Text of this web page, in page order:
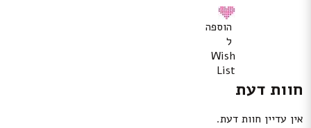
הוספה
ל
Wish
List
חוות דעת
אין עדיין חוות דעת.